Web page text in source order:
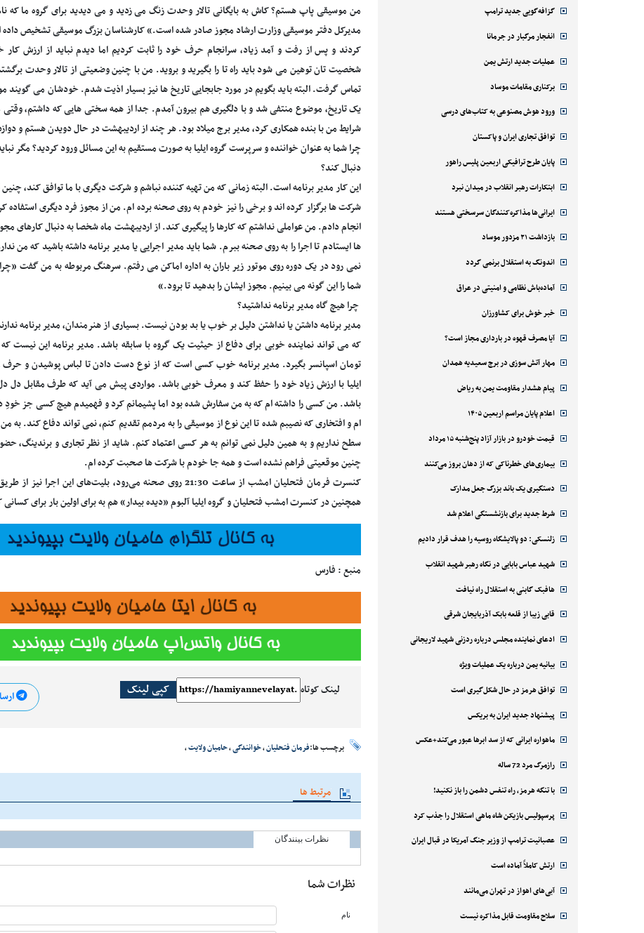
گزافه‌گویی جدید ترامپ
انفجار مرگبار در جرمانا
عملیات جدید ارتش یمن
برکناری مقامات موساد
ورود هوش مصنوعی به کتاب‌های درسی
توافق تجاری ایران و پاکستان
پایان طرح ترافیکی اربعین پلیس راهور
ابتکارات رهبر انقلاب در میدان نبرد
ایرانی‌ها مذاکره‌کنندگان سرسختی هستند
بازداشت ۲۱ مزدور موساد
اندونگ به استقلال برنمی گردد
آماده‌باش نظامی و امنیتی در عراق
خبر خوش برای کشاورزان
آیا مصرف قهوه در بارداری مجاز است؟
مهار آتش سوزی در برج سعیدیه همدان
پیام هشدار مقاومت یمن به ریاض
اعلام پایان مراسم اربعین ۱۴۰۵
قیمت خودرو در بازار آزاد پنج‌شنبه ۱۵ مرداد
بیماری‌های خطرناکی که از دهان بروز می‌کنند
دستگیری یک باند بزرگ جعل مدارک
شرط جدید برای بازنشستگی اعلام شد
زلنسکی: دو پالایشگاه روسیه را هدف قرار دادیم
شهید عباس بابایی در نگاه رهبر شهید انقلاب
هافبک گابنی به استقلال راه نیافت
قابی زیبا از قلعه بابک آذربایجان شرقی
ادعای نماینده مجلس درباره ردزنی شهید لاریجانی
بیانیه یمن درباره یک عملیات ویژه
توافق هرمز در حال شکل‌گیری است
پیشنهاد جدید ایران به بریکس
ماهواره ایرانی که از سد ابرها عبور می‌کند+عکس
رازمرگ مرد 72 ساله
با تنگه هرمز، راه تنفس دشمن را باز نکنید!
پرسپولیس بازیکن شاه ماهی استقلال را جذب کرد
عصبانیت ترامپ از وزیر جنگ آمریکا در قبال ایران
ارتش کاملاً آماده است
آبی‌های اهواز در تهران می‌مانند
سلاح مقاومت قابل مذاکره نیست
من موسیقی پاپ هستم؟ کاش به بایگانی تالار وحدت زنگ می زدید و می دیدید برای گروه ما که
مدیرکل دفتر موسیقی وزارت ارشاد مجوز صادر شده است.» کارشناسان بزرگ موسیقی تشخیص داده
کردند و پس از رفت و آمد زیاد، سرانجام حرف خود را ثابت کردیم اما دیدم نباید از ارزش
شخصیت تان توهین می شود باید راه تا را بگیرید و بروید. من با چنین وضعیتی از تالار وحدت
تماس گرفت. البته باید بگویم در مورد جابجایی تاریخ ها نیز بسیار اذیت شدم. خودشان می
یک تاریخ، موضوع منتفی شد و با دلگیری هم بیرون آمدم. جدا از همه سختی هایی که داشتم، وقتی
شرایط من با بنده همکاری کرد، مدیر برج میلاد بود. هر چند از اردیبهشت در حال دویدن هستم و
چرا شما به عنوان خواننده و سرپرست گروه ایلیا به صورت مستقیم به این مسائل ورود کردید؟ مگر
دنبال کند؟
این کار مدیر برنامه است. البته زمانی که من تهیه کننده نباشم و شرکت دیگری با ما توافق کند،
شرکت ها برگزار کرده اند و برخی را نیز خودم به روی صحنه برده ام. من از مجوز فرد دیگری استفاده
انجام دادم. من عواملی نداشتم که کارها را پیگیری کند. از اردیبهشت ماه شخصا به دنبال کارهای
ها ایستادم تا اجرا را به روی صحنه ببرم. شما باید مدیر اجرایی یا مدیر برنامه داشته باشید که من
نمی رود در یک دوره روی موتور زیر باران به اداره اماکن می رفتم. سرهنگ مربوطه به من گفت
شما را این گونه می بینیم. مجوز ایشان را بدهید تا برود.»
چرا هیچ گاه مدیر برنامه نداشتید؟
مدیر برنامه داشتن یا نداشتن دلیل بر خوب یا بد بودن نیست. بسیاری از هنرمندان، مدیر برنامه
تومان اسپانسر بگیرد. مدیر برنامه خوب کسی است که از نوع دست دادن تا لباس پوشیدن و
ایلیا با ارزش زیاد خود را حفظ کند و معرف خوبی باشد. مواردی پیش می آید که طرف مقابل دل
باشد. من کسی را داشته ام که به من سفارش شده بود اما پشیمانم کرد و فهمیدم هیچ کسی جز خودِ
ام و افتخاری که نصیبم شده تا این نوع از موسیقی را به مردمم تقدیم کنم، نمی تواند دفاع کند. به
سطح نداریم و به همین دلیل نمی توانم به هر کسی اعتماد کنم. شاید از نظر تجاری و برندینگ،
چنین موقعیتی فراهم نشده است و همه جا خودم با شرکت ها صحبت کرده ام.
کنسرت فرمان فتحلیان امشب از ساعت 21:30 روی صحنه می‌رود، بلیت‌های
همچنین در کنسرت امشب فتحلیان و گروه ایلیا آلبوم «دیده بیدار» هم به برای اولین بار برای
منبع : فارس
لینک کوتاه کپی لینک
برچسب ها:فرمان فتحلیان،خوانندگی،حامیان ولایت،
مرتبط ها
نظرات بینندگان
نظرات شما
نام